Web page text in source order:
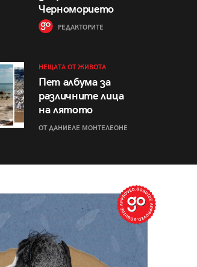
Черноморието
РЕДАКТОРИТЕ
НЕЩАТА ОТ ЖИВОТА
Пет албума за
различните лица
на лятото
ОТ ДАНИЕЛЕ МОНТЕЛЕОНЕ